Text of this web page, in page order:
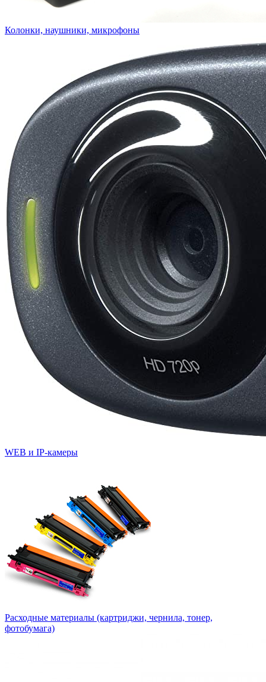
Колонки, наушники, микрофоны
WEB и IP-камеры
Расходные материалы (картриджи, чернила, тонер,
фотобумага)